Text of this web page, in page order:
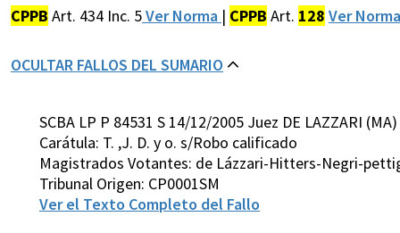
CPPB Art. 434 Inc. 5Ver Norma | CPPB Art. 128 Ver
OCULTAR FALLOS DEL SUMARIO
SCBA LP P 84531 S 14/12/2005 Juez DE LAZZARI (MA)
Carátula: T. ,J. D. y o. s/Robo calificado
Magistrados Votantes: de Lázzari-Hitters-Negri-
Tribunal Origen: CP0001SM
Ver el Texto Completo del Fallo